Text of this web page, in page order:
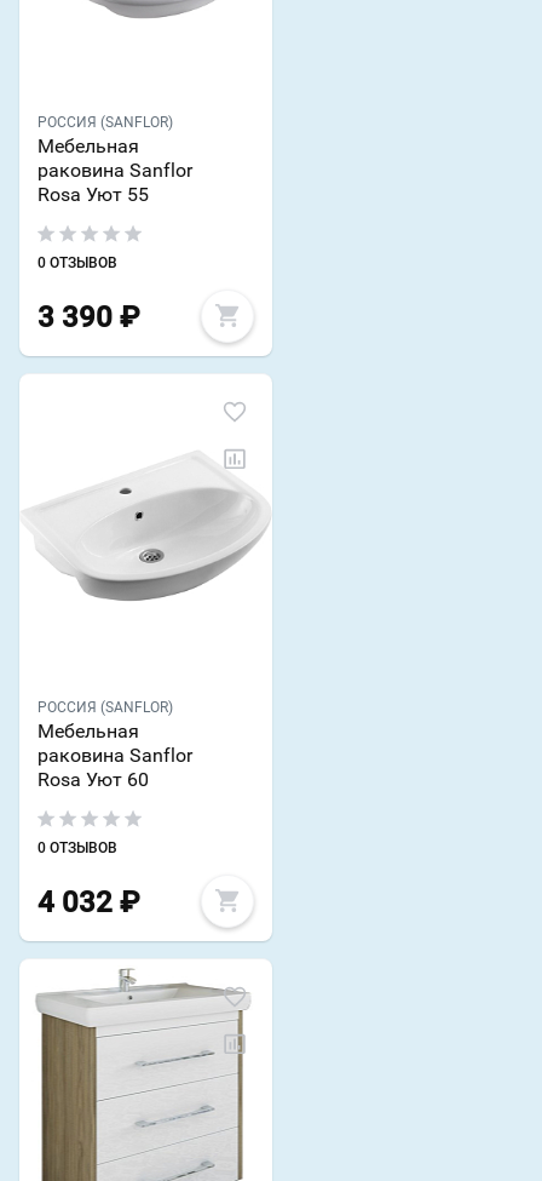
РОССИЯ (SANFLOR)
Мебельная
раковина Sanflor
Rosa Уют 55
0 ОТЗЫВОВ
3 390 ₽
РОССИЯ (SANFLOR)
Мебельная
раковина Sanflor
Rosa Уют 60
0 ОТЗЫВОВ
4 032 ₽